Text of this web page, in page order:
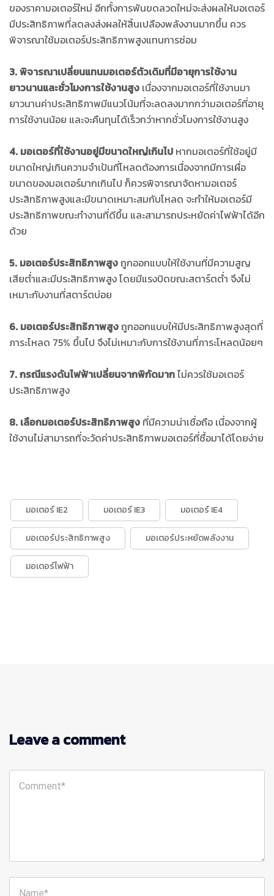
ของราคามอเตอร์ใหม่ อีกทั้งการพันขดลวดใหม่จะส่งผลให้มอเตอร์
มีประสิทธิภาพที่ลดลงส่งผลให้สิ้นเปลืองพลังงานมากขึ้น ควร
พิจารณาใช้มอเตอร์ประสิทธิภาพสูงแทนการซ่อม
3. พิจารณาเปลี่ยนแทนมอเตอร์ตัวเดิมที่มีอายุการใช้งาน
ยาวนานและชั่วโมงการใช้งานสูง เนื่องจากมอเตอร์ที่ใช้งานมา
ยาวนานค่าประสิทธิภาพมีแนวโน้มที่จะลดลงมากกว่ามอเตอร์ที่อายุ
การใช้งานน้อย และจะคืนทุนได้เร็วกว่าหากชั่วโมงการใช้งานสูง
4. มอเตอร์ที่ใช้งานอยู่มีขนาดใหญ่เกินไป หากมอเตอร์ที่ใช้อยู่มี
ขนาดใหญ่เกินความจำเป้นที่โหลดต้องการเนื่องจากมีการเผื่อ
ขนาดของมอเตอร์มากเกินไป ก็ควรพิจารณาจัดหามอเตอร์
ประสิทธิภาพสูงและมีขนาดเหมาะสมกับโหลด จะทำให้มอเตอร์มี
ประสิทธิภาพขณะทำงานที่ดีขึ้น และสามารถประหยัดค่าไฟฟ้าได้อีก
ด้วย
5. มอเตอร์ประสิทธิภาพสูงถูกออกแบบให้ใช้งานที่มีความสูญ
เสียต่ำและมีประสิทธิภาพสูง โดยมีแรงบิดขณะสตาร์ตต่ำ จึงไม่
เหมาะกับงานที่สตาร์ตบ่อย
6. มอเตอร์ประสิทธิภาพสูงถูกออกแบบให้มีประสิทธิภาพสูงสุดที่
ภาระโหลด 75% ขึ้นไป จึงไม่เหมาะกับการใช้งานที่ภาระโหลดน้อยๆ
7. กรณีแรงดันไฟฟ้าเปลี่ยนจากพิกัดมากไม่ควรใช้มอเตอร์
ประสิทธิภาพสูง
8. เลือกมอเตอร์ประสิทธิภาพสูง ที่มีความน่าเชื่อถือ เนื่องจากผู้
ใช้งานไม่สามารถที่จะวัดค่าประสิทธิภาพมอเตอร์ที่ซื้อมาได้โดยง่าย
มอเตอร์ IE2 มอเตอร์ IE3 มอเตอร์ IE4
มอเตอร์ประสิทธิภาพสูง มอเตอร์ประหยัดพลังงาน
มอเตอร์ไฟฟ้า
Leave a comment